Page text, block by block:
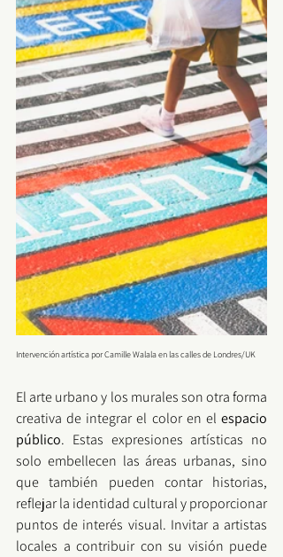
Intervención artística porCamille Walala en las calles de Londres/UK
El arte urbano y los murales son otra forma
creativa de integrar el color en el espacio
público. Estas expresiones artísticas no
solo embellecen las áreas urbanas, sino
que también pueden contar historias,
reflejar la identidad cultural y proporcionar
puntos de interés visual. Invitar a artistas
locales a contribuir con su visión puede